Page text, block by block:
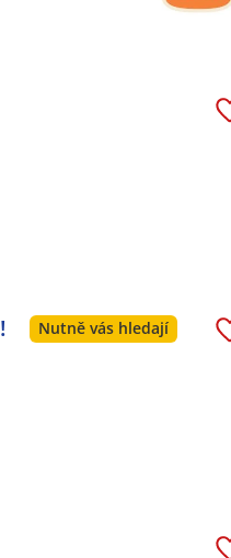
Nutně vás hledají